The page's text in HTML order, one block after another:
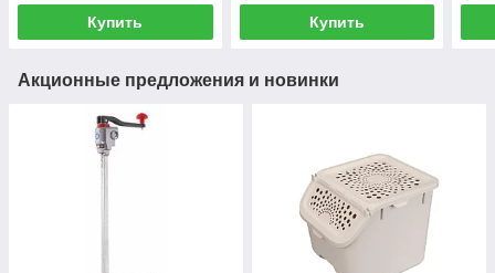
Купить Купить
Акционные предложения и новинки